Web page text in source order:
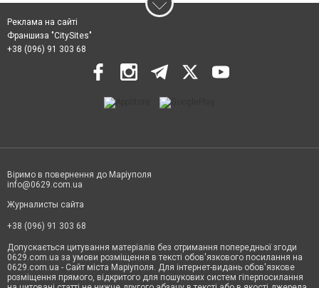
Реклама на сайті
Франшиза "CitySites"
+38 (096) 91 303 68
Віримо в повернення до Маріуполя
info@0629.com.ua
Журналисты сайта
+38 (096) 91 303 68
Допускається цитування матеріалів без отримання попередньої згоди
0629.com.ua за умови розміщення в тексті обов'язкового посилання на
0629.com.ua - Сайт міста Маріуполя. Для інтернет-видань обов'язкове
розміщення прямого, відкритого для пошукових систем гіперпосилання